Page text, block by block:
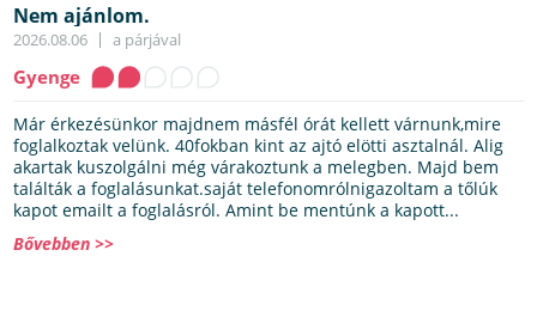
Nem ajánlom.
2026.08.06 a párjával
Gyenge
Már érkezésünkor majdnem másfél órát kellett várnunk,mire
foglalkoztak velünk. 40fokban kint az ajtó elötti asztalnál. Alig
akartak kuszolgálni még várakoztunk a melegben. Majd bem
találták a foglalásunkat.saját telefonomrólnigazoltam a tőlúk
kapot emailt a foglalásról. Amint be mentúnk a kapott...
Bővebben >>